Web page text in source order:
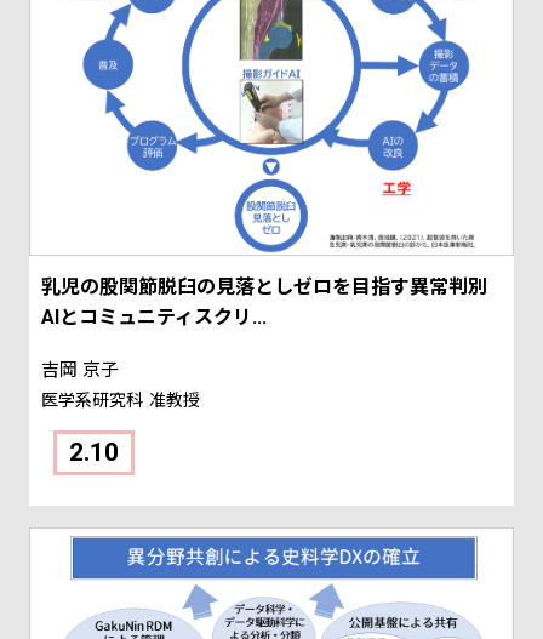
乳児の股関節脱臼の見落としゼロを目指す異常判別
AIとコミュニティスクリ...
吉岡 京子
医学系研究科 准教授
2.10